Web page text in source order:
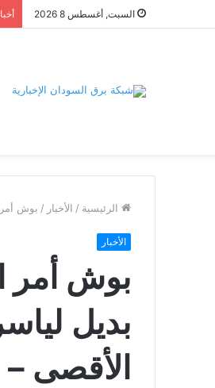
السبت, أغسطس 8 2026
الرئيسية / الأخبار / بوش أمر
الأخبار
بوش أمر
بديل
الأقصى –